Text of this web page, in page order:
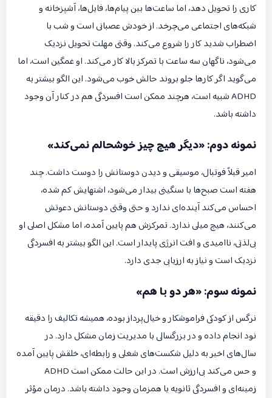
کاری را تحویل دهد، اما ساعت‌ها بین پیام‌ها، فایل‌ها، آشپزخانه و
شبکه‌های اجتماعی می‌چرخد. از خودش عصبانی است و شب با
اضطراب شدید کار را شروع می‌کند. وقتی مهلت تحویل نزدیک
می‌شود، ناگهان سه ساعت با تمرکز بالا کار می‌کند. او غمگین است، اما
می‌گوید اگر کارها جلو بروند حالش خوب می‌شود. این الگو بیشتر به
ADHD شبیه است، هرچند ممکن است افسردگی هم در کنار آن وجود
داشته باشد.
نمونه دوم: «دیگر هیچ چیز خوشحالم نمی‌کند»
امیر قبلاً فوتبال، موسیقی و دیدن دوستانش را دوست داشت. چند
هفته است صبح‌ها با سنگینی بیدار می‌شود، اشتهایش کم شده،
احساس می‌کند آینده‌ای ندارد و حتی وقتی دوستانش دعوتش
می‌کنند، هیچ میلی ندارد. تمرکزش هم پایین آمده، اما مشکل اصلی او
بی‌لذتی، ناامیدی و افت انرژی پایدار است. این الگو بیشتر به افسردگی
نزدیک است و نیاز به ارزیابی جدی دارد.
نمونه سوم: «هر دو با هم»
نرگس از کودکی فراموشکار و خیال‌پرداز بوده، همیشه تکالیف را دقیقه
نود انجام داده و در بزرگسالی با مدیریت زمان مشکل دارد. در
سال‌های اخیر به دلیل شکست‌های شغلی و رابطه‌ای، خلقش پایین آمده
و حس می‌کند بی‌ارزش است. در این حالت ممکن است ADHD
زمینه‌ای و افسردگی ثانویه یا همزمان وجود داشته باشد. درمان مؤثر